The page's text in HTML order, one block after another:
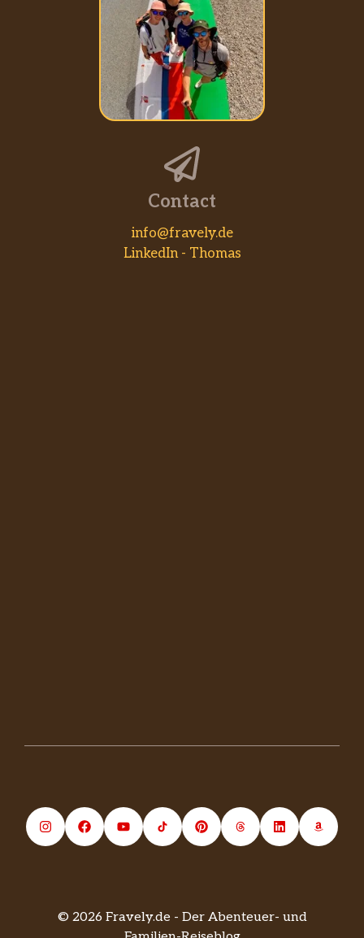
Contact
info@fravely.de
LinkedIn - Thomas
© 2026 Fravely.de - Der Abenteuer- und